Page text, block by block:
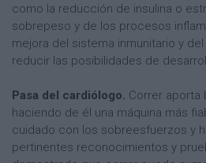
como la reducción de insulina o
sobrepeso y de los procesos
mejora del sistema inmunitario y
reducir las posibilidades de
Pasa del cardiólogo. Correr aporta
haciendo de él una máquina más
cuidado con los sobreesfuerzos y
pertinentes reconocimientos y